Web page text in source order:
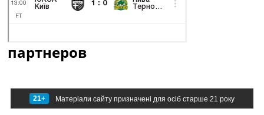
партнеров
21+ Матеріали сайту призначені для осіб старше 21 року